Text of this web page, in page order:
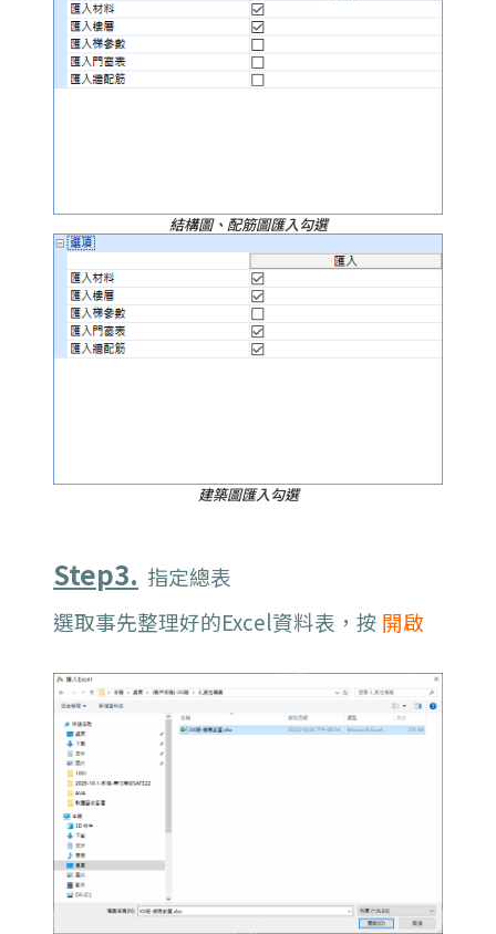
結構圖、配筋圖匯入勾選
建築圖匯入勾選
Step3. 指定總表
選取事先整理好的Excel資料表，按 開啟